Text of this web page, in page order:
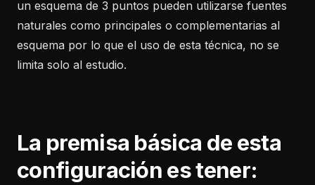
un esquema de 3 puntos pueden utilizarse fuentes
naturales como principales o complementarias al
esquema por lo que el uso de esta técnica, no se
limita solo al estudio.
La premisa básica de esta
configuración es tener: